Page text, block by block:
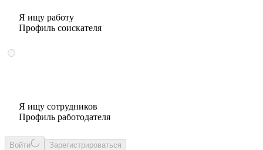
Я ищу работу
Профиль соискателя
Я ищу сотрудников
Профиль работодателя
Войти Зарегистрироваться